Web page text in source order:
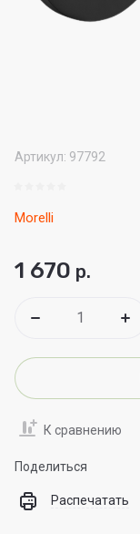
Артикул: 97792
Morelli
1 670 р.
К сравнению
Поделиться
Распечатать